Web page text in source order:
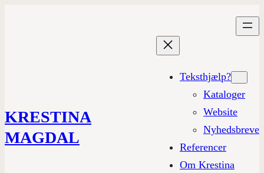
KRESTINA
MAGDAL
Teksthjælp?
Kataloger
Website
Nyhedsbreve
Referencer
Om Krestina